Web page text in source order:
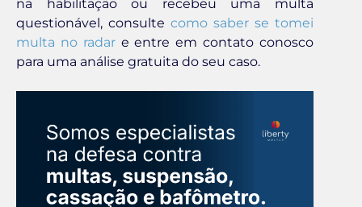
na habilitação ou recebeu uma multa
questionável, consulte como saber se tomei
multa no radare entre em contato conosco
para uma análise gratuita do seu caso.